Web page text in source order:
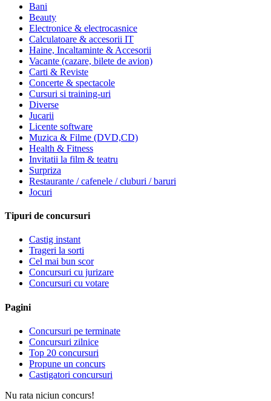
Bani
Beauty
Electronice & electrocasnice
Calculatoare & accesorii IT
Haine, Incaltaminte & Accesorii
Vacante (cazare, bilete de avion)
Carti & Reviste
Concerte & spectacole
Cursuri si training-uri
Diverse
Jucarii
Licente software
Muzica & Filme (DVD,CD)
Health & Fitness
Invitatii la film & teatru
Surpriza
Restaurante / cafenele / cluburi / baruri
Jocuri
Tipuri de concursuri
Castig instant
Trageri la sorti
Cel mai bun scor
Concursuri cu jurizare
Concursuri cu votare
Pagini
Concursuri pe terminate
Concursuri zilnice
Top 20 concursuri
Propune un concurs
Castigatori concursuri
Nu rata niciun concurs!